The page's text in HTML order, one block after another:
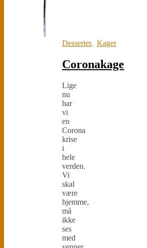
Desserter, Kager
Coronakage
Lige
nu
har
vi
en
Corona
krise
i
hele
verden.
Vi
skal
være
hjemme,
må
ikke
ses
med